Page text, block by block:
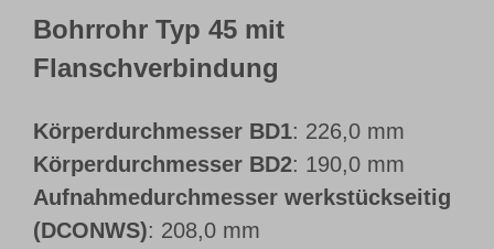
Bohrrohr Typ 45 mit
Flanschverbindung
Körperdurchmesser BD1: 226,0 mm
Körperdurchmesser BD2: 190,0 mm
Aufnahmedurchmesser werkstückseitig
(DCONWS): 208,0 mm